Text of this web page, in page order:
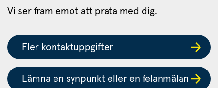
Vi ser fram emot att prata med dig.
Fler kontaktuppgifter
Lämna en synpunkt eller en felanmälan